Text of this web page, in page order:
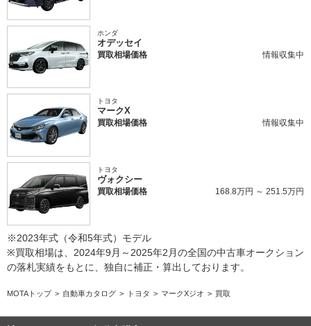
ホンダ
オデッセイ
買取相場価格 情報収集中
トヨタ
マークX
買取相場価格 情報収集中
トヨタ
ヴォクシー
買取相場価格 168.8万円 ～ 251.5万円
※2023年式（令和5年式）モデル
※買取相場は、2024年9月～2025年2月の全国の中古車オークション
の落札実績をもとに、独自に補正・算出しております。
MOTAトップ 自動車カタログ トヨタ マークXジオ 買取